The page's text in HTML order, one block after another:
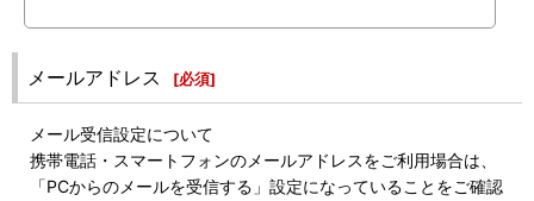
メールアドレス [必須]
メール受信設定について
携帯電話・スマートフォンのメールアドレスをご利用場合は、
「PCからのメールを受信する」設定になっていることをご確認